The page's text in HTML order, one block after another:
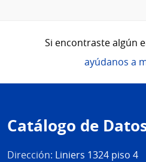
Si encontraste algún
ayúdanos a
de
página
Catálogo de
Dirección: Liniers 1324 piso 4